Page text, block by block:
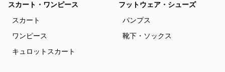
スカート・ワンピース
スカート
ワンピース
キュロットスカート
フットウェア・シューズ
パンプス
靴下・ソックス